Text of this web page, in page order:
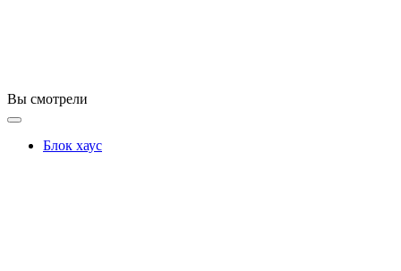
Вы смотрели
Блок хаус